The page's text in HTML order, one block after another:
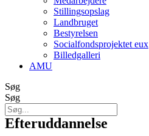
Stillingsopslag
Landbruget
Bestyrelsen
Socialfondsprojektet eux
Billedgalleri
AMU
Søg
Søg
Efteruddannelse